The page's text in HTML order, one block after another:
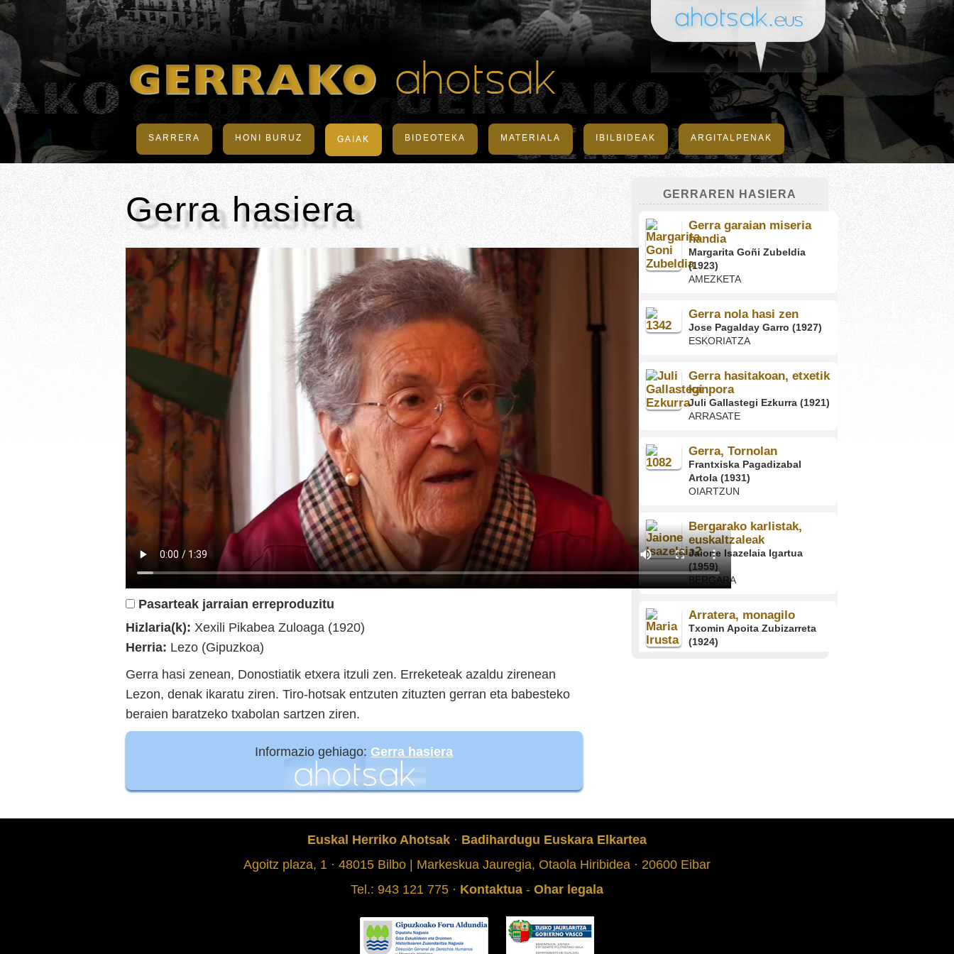
SARRERA HONI BURUZ GAIAK BIDEOTEKA MATERIALA IBILBIDEAK ARGITALPENAK
Gerra hasiera
Pasarteak jarraian erreproduzitu
Hizlaria(k): Xexili Pikabea Zuloaga (1920)
Herria: Lezo (Gipuzkoa)
Gerra hasi zenean, Donostiatik etxera itzuli zen. Erreketeak azaldu zirenean
Lezon, denak ikaratu ziren. Tiro-hotsak entzuten zituzten gerran eta babesteko
beraien baratzeko txabolan sartzen ziren.
Informazio gehiago: Gerra hasiera
GERRAREN HASIERA
Gerra garaian miseria
handia
Margarita Goñi Zubeldia
(1923)
AMEZKETA
Gerra nola hasi zen
Jose Pagalday Garro (1927)
ESKORIATZA
Gerra hasitakoan, etxetik
kanpora
Juli Gallastegi Ezkurra (1921)
ARRASATE
Gerra, Tornolan
Frantxiska Pagadizabal
Artola (1931)
OIARTZUN
Bergarako karlistak,
euskaltzaleak
Jaione Isazelaia Igartua
(1959)
BERGARA
Arratera, monagilo
Txomin Apoita Zubizarreta
(1924)
Nemesio Ugarte Ortiz de
Euskal Herriko Ahotsak · Badihardugu Euskara Elkartea
Agoitz plaza, 1 · 48015 Bilbo | Markeskua Jauregia, Otaola Hiribidea · 20600 Eibar
Tel.: 943 121 775 · Kontaktua - Ohar legala